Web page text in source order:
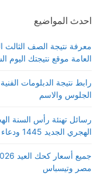
احدث المواضيع
العامة موقع نتيجتك اليوم
الجلوس والاسم
الهجري الجديد 1445 ودعاء العام الجديد
مصر وتيسباس